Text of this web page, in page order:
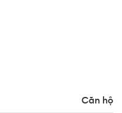
đường Gò Dầu... Dễ Căn hộ